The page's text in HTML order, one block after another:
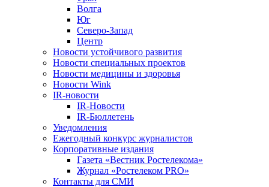
Волга
Юг
Северо-Запад
Центр
Новости устойчивого развития
Новости специальных проектов
Новости медицины и здоровья
Новости Wink
IR-новости
IR-Новости
IR-Бюллетень
Уведомления
Ежегодный конкурс журналистов
Корпоративные издания
Газета «Вестник Ростелекома»
Журнал «Ростелеком PRO»
Контакты для СМИ